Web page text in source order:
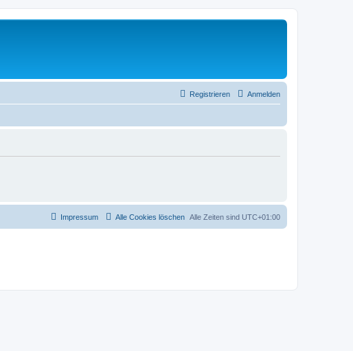
Anmelden
Registrieren
Alle Zeiten sind UTC+01:00
Alle Cookies löschen
Impressum